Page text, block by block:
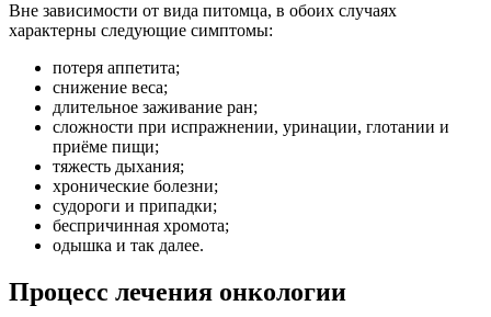
Вне зависимости от вида питомца, в обоих случаях
характерны следующие симптомы:
потеря аппетита;
снижение веса;
длительное заживание ран;
сложности при испражнении, уринации, глотании и
приёме пищи;
тяжесть дыхания;
хронические болезни;
судороги и припадки;
беспричинная хромота;
одышка и так далее.
Процесс лечения онкологии